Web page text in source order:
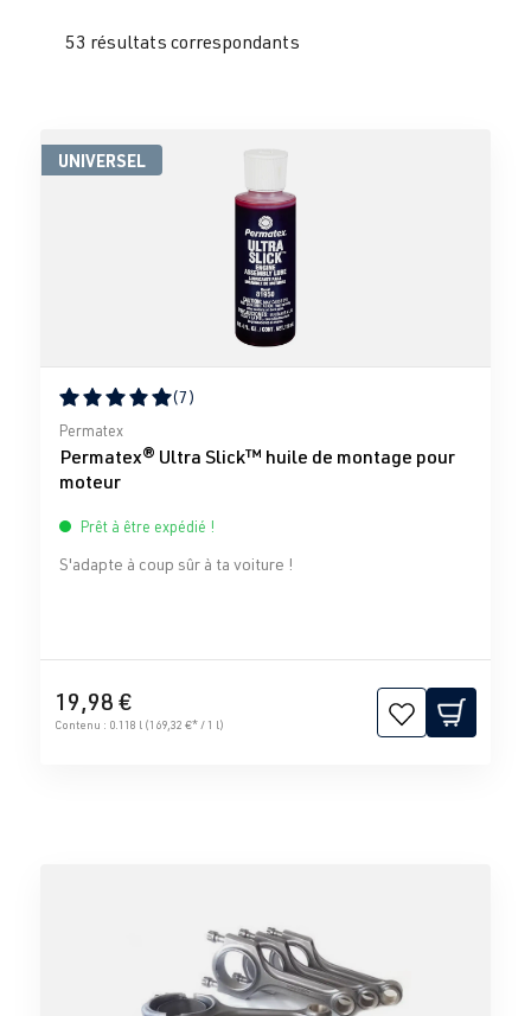
53 résultats correspondants
UNIVERSEL
Note moyenne de 5 sur 5 étoiles
(7)
Permatex
Permatex® Ultra Slick™ huile de montage pour
moteur
Prêt à être expédié !
S'adapte à coup sûr à ta voiture !
19,98 €
Contenu : 0.118 l (169,32 €* / 1 l)